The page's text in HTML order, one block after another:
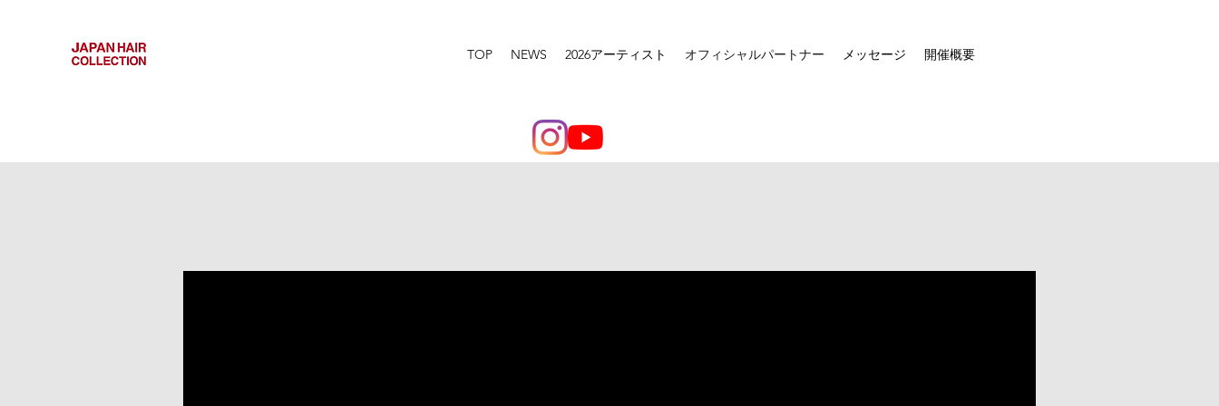
TOP NEWS 2026アーティスト オフィシャルパートナー メッセージ 開催概要